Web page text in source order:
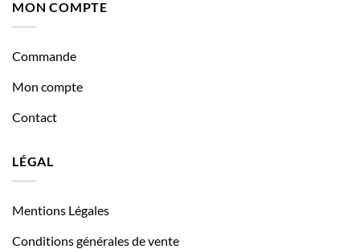
MON COMPTE
Commande
Mon compte
Contact
LÉGAL
Mentions Légales
Conditions générales de vente